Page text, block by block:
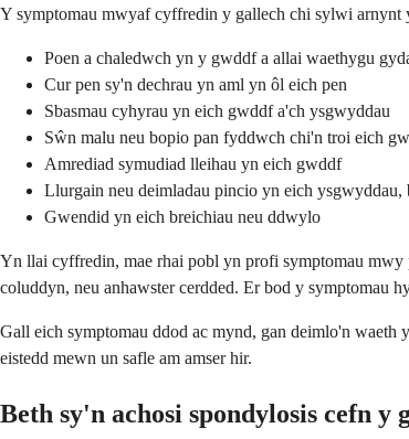
Y symptomau mwyaf cyffredin y gallech chi sylwi arnynt
Poen a chaledwch yn y gwddf a allai waethygu
Cur pen sy'n dechrau yn aml yn ôl eich pen
Sbasmau cyhyrau yn eich gwddf a'ch ysgwyddau
Sŵn malu neu bopio pan fyddwch chi'n troi eich
Amrediad symudiad lleihau yn eich gwddf
Llurgain neu deimladau pincio yn eich
Gwendid yn eich breichiau neu ddwylo
Yn llai cyffredin, mae rhai pobl yn profi symptomau
coluddyn, neu anhawster cerdded. Er bod y symptomau
Gall eich symptomau ddod ac mynd, gan deimlo'n
eistedd mewn un safle am amser hir.
Beth sy'n achosi spondylosis cefn y